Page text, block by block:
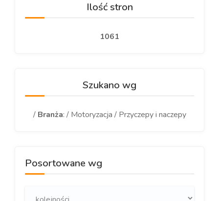
Ilość stron
1061
Szukano wg
/ Branża: / Motoryzacja / Przyczepy i naczepy
Posortowane wg